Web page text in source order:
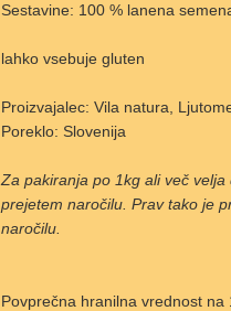
Sestavine: 100 % lanena
lahko vsebuje gluten
Proizvajalec: Vila natura,
Poreklo: Slovenija
Za pakiranja po 1kg ali več
prejetem naročilu. Prav tako je
naročilu.
Povprečna hranilna vrednost na